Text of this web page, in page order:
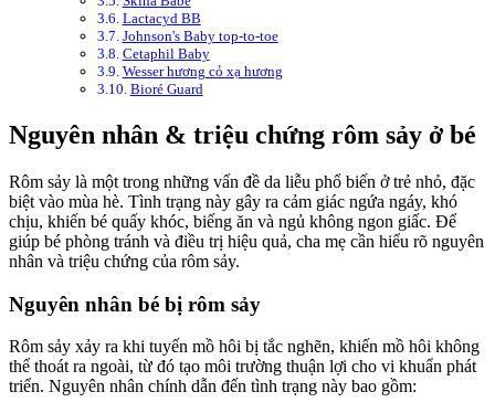
Lactacyd BB
Johnson's Baby top-to-toe
Cetaphil Baby
Wesser hương cỏ xạ hương
Bioré Guard
Nguyên nhân & triệu chứng rôm sảy ở bé
Rôm sảy là một trong những vấn đề da liễu phổ biến ở trẻ nhỏ, đặc
biệt vào mùa hè. Tình trạng này gây ra cảm giác ngứa ngáy, khó
chịu, khiến bé quấy khóc, biếng ăn và ngủ không ngon giấc. Để
giúp bé phòng tránh và điều trị hiệu quả, cha mẹ cần hiểu rõ nguyên
nhân và triệu chứng của rôm sảy.
Nguyên nhân bé bị rôm sảy
Rôm sảy xảy ra khi tuyến mồ hôi bị tắc nghẽn, khiến mồ hôi không
thể thoát ra ngoài, từ đó tạo môi trường thuận lợi cho vi khuẩn phát
triển. Nguyên nhân chính dẫn đến tình trạng này bao gồm: